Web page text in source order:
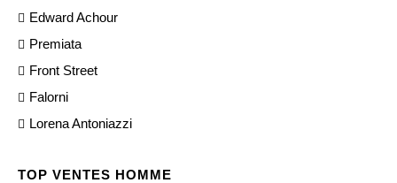
Edward Achour
Premiata
Front Street
Falorni
Lorena Antoniazzi
TOP VENTES HOMME